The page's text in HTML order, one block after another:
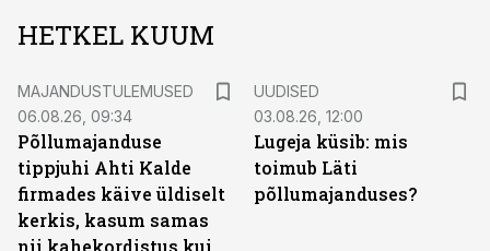
HETKEL KUUM
MAJANDUSTULEMUSED
06.08.26, 09:34
Põllumajanduse
tippjuhi Ahti Kalde
firmades käive üldiselt
kerkis, kasum samas
nii kahekordistus kui
UUDISED
03.08.26, 12:00
Lugeja küsib: mis
toimub Läti
põllumajanduses?